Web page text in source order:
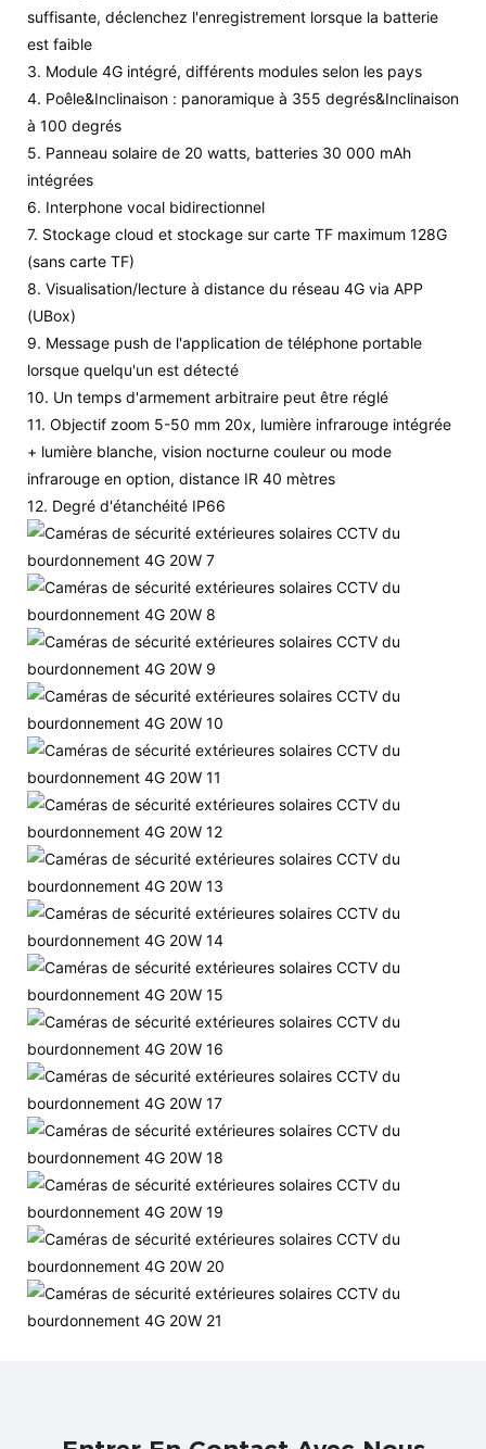
suffisante, déclenchez l'enregistrement lorsque la batterie
est faible
3. Module 4G intégré, différents modules selon les pays
4. Poêle&Inclinaison : panoramique à 355 degrés&Inclinaison
à 100 degrés
5. Panneau solaire de 20 watts, batteries 30 000 mAh
intégrées
6. Interphone vocal bidirectionnel
7. Stockage cloud et stockage sur carte TF maximum 128G
(sans carte TF)
8. Visualisation/lecture à distance du réseau 4G via APP
(UBox)
9. Message push de l'application de téléphone portable
lorsque quelqu'un est détecté
10. Un temps d'armement arbitraire peut être réglé
11. Objectif zoom 5-50 mm 20x, lumière infrarouge intégrée
+ lumière blanche, vision nocturne couleur ou mode
infrarouge en option, distance IR 40 mètres
12. Degré d'étanchéité IP66